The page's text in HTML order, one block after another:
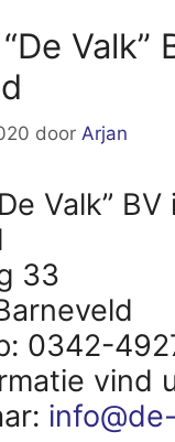
Valk”
door Arjan
Valk” BV
33
0342-
vind